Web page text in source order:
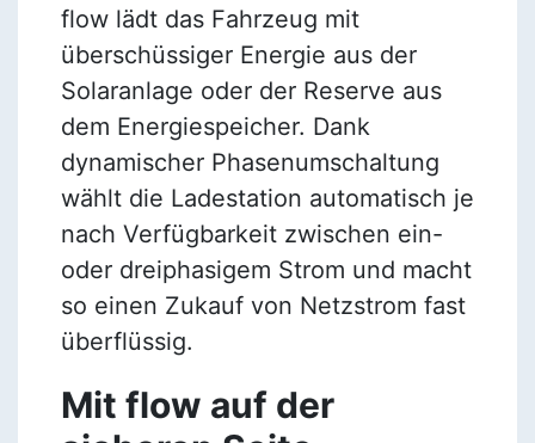
flow lädt das Fahrzeug mit
überschüssiger Energie aus der
Solaranlage oder der Reserve aus
dem Energiespeicher. Dank
dynamischer Phasenumschaltung
wählt die Ladestation automatisch je
nach Verfügbarkeit zwischen ein-
oder dreiphasigem Strom und macht
so einen Zukauf von Netzstrom fast
überflüssig.
Mit flow auf der